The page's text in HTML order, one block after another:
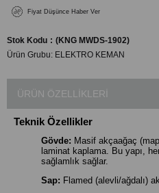
Fiyat Düşünce Haber Ver
Stok Kodu
(KNG MWDS-1902)
Ürün Grubu: ELEKTRO KEMAN
ÜRÜN ÖZELLIKLERI
Teknik Özellikler
Gövde: Masif akçaağaç
laminat kaplama. Bu yapı,
sağlamlık sağlar.
Sap: Flamed (alevli/ağdalı)